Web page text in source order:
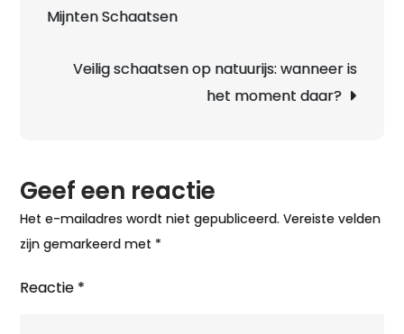
Mijnten Schaatsen
Veilig schaatsen op natuurijs: wanneer is
het moment daar?
Geef een reactie
Het e-mailadres wordt niet gepubliceerd. Vereiste velden
zijn gemarkeerd met *
Reactie *